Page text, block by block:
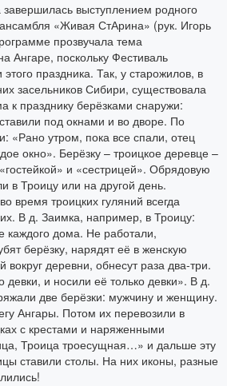
выступлением родного
«Живая СтАрина» (рук. Игорь
прозвучала тема
Ангаре, поскольку Фестиваль
праздника. Так, у старожилов, в
засельников Сибири, существовала
к празднику берёзками снаружи:
под окнами и во дворе. По
«Рано утром, пока все спали, отец
окно». Берёзку – троицкое деревце –
и «сестрицей». Обрядовую
в Троицу или на другой день.
время троицких гуляний всегда
В д. Заимка, например, в Троицу:
каждого дома. Не работали,
берёзку, нарядят её в женскую
вокруг деревни, обнесут раза два-три.
девки, и носили её только девки». В д.
две берёзки: мужчину и женщину.
Ангары. Потом их перевозили в
с крестами и наряженными
Троица троесущная…» и дальше эту
ставили столы. На них иконы, разные